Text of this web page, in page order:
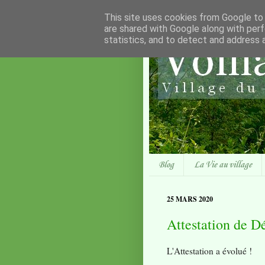
Blog La Vie au village
25 MARS 2020
Attestation de
L'Attestation a évolué !
This site uses cookies from Google
are shared with Google along with
statistics, and to detect and address